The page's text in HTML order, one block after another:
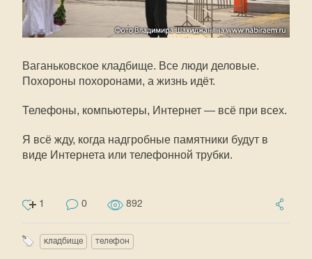
Ваганьковское кладбище. Все люди деловые.
Похороны похоронами, а жизнь идёт.
Телефоны, компьютеры, Интернет — всё при всех.
Я всё жду, когда надгробные памятники будут в
виде Интернета или телефонной трубки.
1 0 892
кладбище телефон